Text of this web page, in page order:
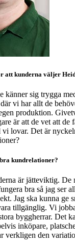
att kunderna väljer
känner sig trygga
vi har allt de
produktion.
är att de vet att de
vi lovar. Det är
kundrelationer?
är jätteviktig. De
bra så jag ser
Jag ska kunna ge
tillgänglig. Vi
byggherrar. Det
inköpare,
verkligen den